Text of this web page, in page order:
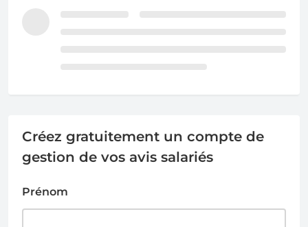
Créez gratuitement un compte de
gestion de vos avis salariés
Prénom